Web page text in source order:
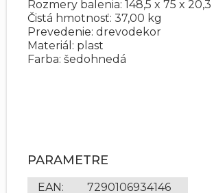
Rozmery balenia: 148,5 x 75 x
Čistá hmotnosť: 37,00 kg
Prevedenie: drevodekor
Materiál: plast
Farba: šedohnedá
PARAMETRE
EAN:
7290106934146